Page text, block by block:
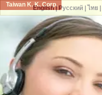
Taiwan K. K. Corp.
English| Русский| ไทย|